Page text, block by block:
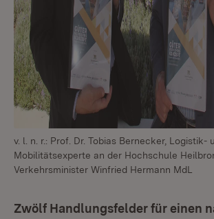
v. l. n. r.: Prof. Dr. Tobias Bernecker, Logistik-
Mobilitätsexperte an der Hochschule
Verkehrsminister Winfried Hermann MdL
Zwölf Handlungsfelder für einen